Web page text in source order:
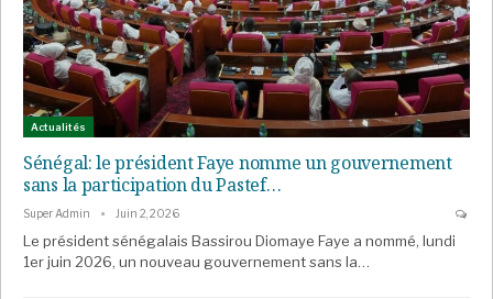
Actualités
Sénégal: le président Faye nomme un gouvernement
sans la participation du Pastef…
Super Admin Juin 2, 2026
Le président sénégalais Bassirou Diomaye Faye a nommé, lundi
1er juin 2026, un nouveau gouvernement sans la…